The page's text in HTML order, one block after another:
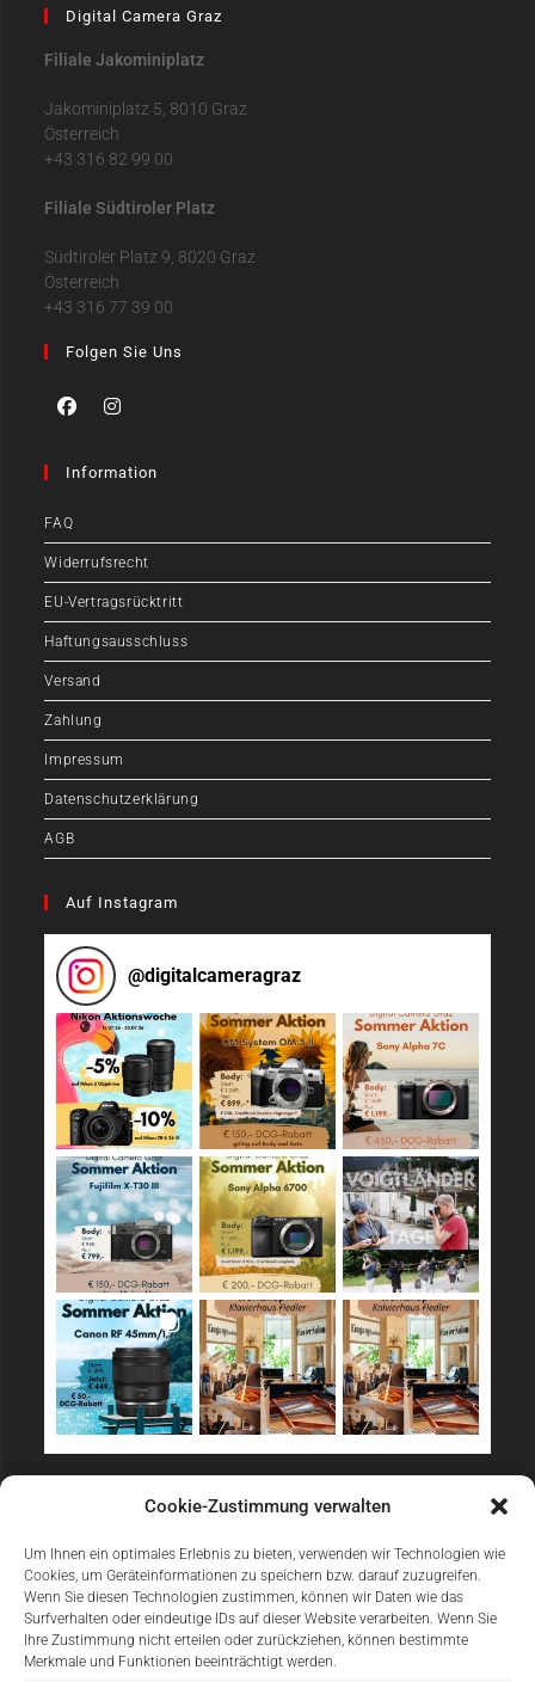
Cookie-Zustimmung verwalten
Um Ihnen ein optimales Erlebnis zu bieten, verwenden wir Technologien wie
Cookies, um Geräteinformationen zu speichern bzw. darauf zuzugreifen.
Wenn Sie diesen Technologien zustimmen, können wir Daten wie das
Surfverhalten oder eindeutige IDs auf dieser Website verarbeiten. Wenn Sie
Ihre Zustimmung nicht erteilen oder zurückziehen, können bestimmte
Merkmale und Funktionen beeinträchtigt werden.
Digital Camera Graz
Filiale Jakominiplatz
Jakominiplatz 5, 8010 Graz
Österreich
+43 316 82 99 00
Filiale Südtiroler Platz
Südtiroler Platz 9, 8020 Graz
Österreich
+43 316 77 39 00
Folgen Sie Uns
Information
FAQ
Widerrufsrecht
EU-Vertragsrücktritt
Haftungsausschluss
Versand
Zahlung
Impressum
Datenschutzerklärung
AGB
Auf Instagram
@digitalcameragraz
Sicher Einkaufen